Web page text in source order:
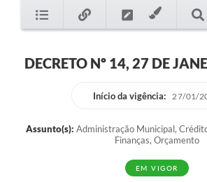
Plano Diretor 2025
Transparencia publica Agro Olinto
DECRETO Nº 14, 27 DE
Início da vigência: 27/01/
Assunto(s): Administração Municipal,
Finanças, Orçamento
EM VIGOR